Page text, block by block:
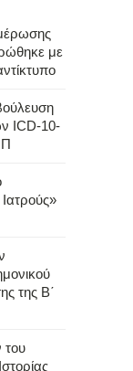
με
ICD-10-
της Β΄
του